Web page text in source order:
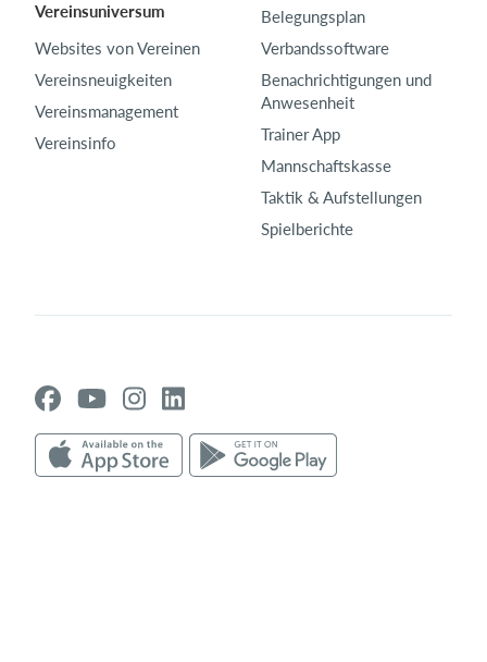
Vereinsuniversum
Websites von Vereinen
Vereinsneuigkeiten
Vereinsmanagement
Vereinsinfo
Belegungsplan
Verbandssoftware
Benachrichtigungen und
Anwesenheit
Trainer App
Mannschaftskasse
Taktik & Aufstellungen
Spielberichte